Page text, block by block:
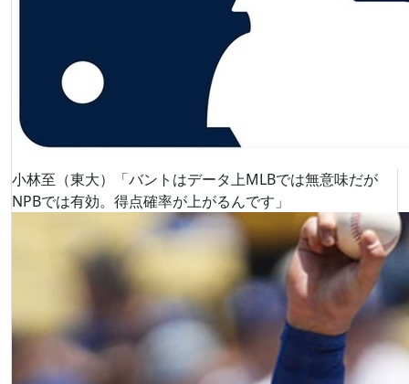
小林至（東大）「バントはデータ上MLBでは無意味だが
NPBでは有効。得点確率が上がるんです」